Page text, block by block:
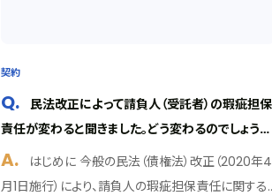
契約
民法改正によって請負人（受託者）の瑕疵担保
責任が変わると聞きました。どう変わるのでしょう
か。
はじめに 今般の民法（債権法）改正（2020年4
月1日施行）により、請負人の瑕疵担保責任に関する